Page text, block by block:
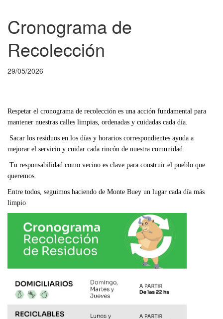
Cronograma de
Recolección
29/05/2026
Respetar el cronograma de recolección es una acción fundamental para
mantener nuestras calles limpias, ordenadas y cuidadas cada día.
Sacar los residuos en los días y horarios correspondientes ayuda a
mejorar el servicio y cuidar cada rincón de nuestra comunidad.
Tu responsabilidad como vecino es clave para construir el pueblo que
queremos.
Entre todos, seguimos haciendo de Monte Buey un lugar cada día más
limpio